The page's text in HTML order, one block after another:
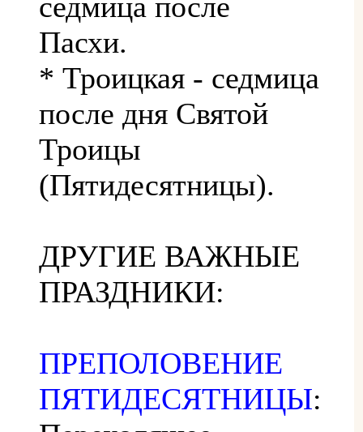
Пасхи.
* Троицкая - седмица
после дня Святой
Троицы
(Пятидесятницы).
ДРУГИЕ ВАЖНЫЕ
ПРАЗДНИКИ:
ПРЕПОЛОВЕНИЕ
ПЯТИДЕСЯТНИЦЫ: